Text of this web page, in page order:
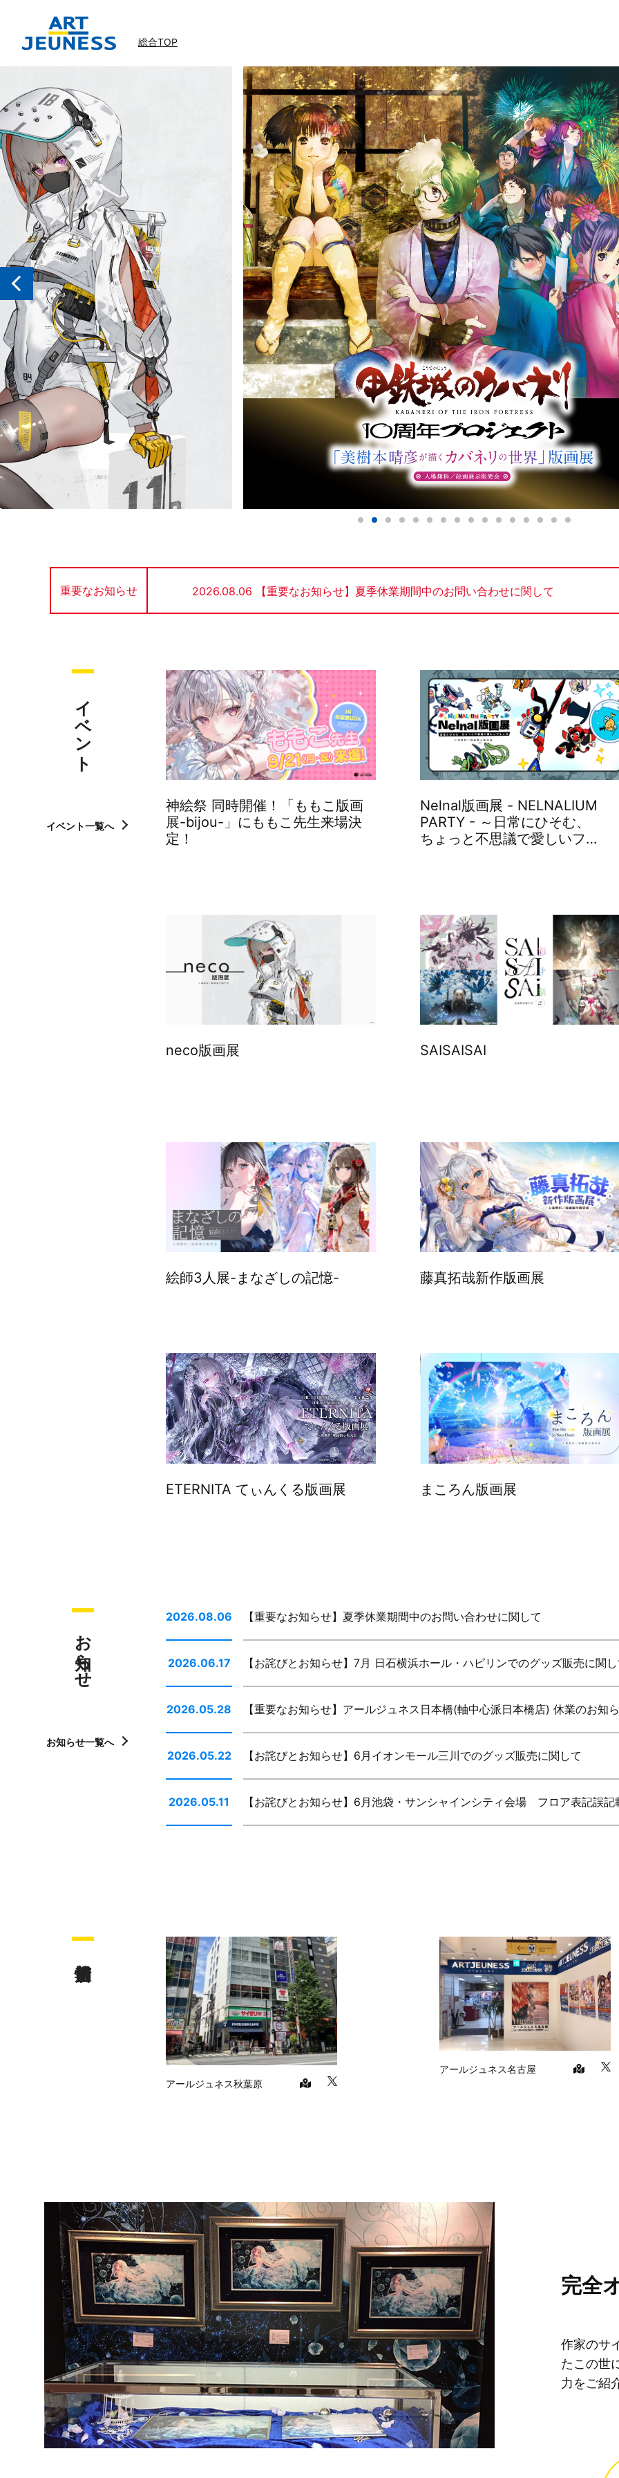
総合TOP
重要なお知らせ 2026.08.06 【重要なお知らせ】夏季休業期間中のお問い合わせに関して
イベント
イベント一覧へ
神絵祭 同時開催！「ももこ版画
展-bijou-」にももこ先生来場決
定！
Nelnal版画展 - NELNALIUM
PARTY - ～日常にひそむ、
ちょっと不思議で愛しいフ…
neco版画展 SAISAISAI
絵師3人展-まなざしの記憶- 藤真拓哉新作版画展
ETERNITA てぃんくる版画展 まころん版画展
お知らせ
お知らせ一覧へ
2026.08.06 【重要なお知らせ】夏季休業期間中のお問い合わせに関して
2026.06.17 【お詫びとお知らせ】7月 日石横浜ホール・ハピリンでのグッズ販売に関し
2026.05.28 【重要なお知らせ】アールジュネス日本橋(軸中心派日本橋店) 休業のお知
2026.05.22 【お詫びとお知らせ】6月イオンモール三川でのグッズ販売に関して
2026.05.11 【お詫びとお知らせ】6月池袋・サンシャインシティ会場 フロア表記誤記
アールジュネス秋葉原
アールジュネス名古屋
完全
作家のサ
たこの世
力をご紹